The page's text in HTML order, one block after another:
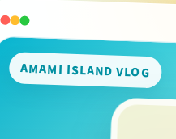
AMAMI ISLAND VLOG